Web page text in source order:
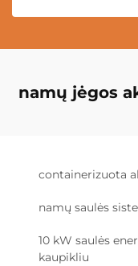
namų jėgos
containerizuota
namų saulės
10 kW saulės
kaupikliu